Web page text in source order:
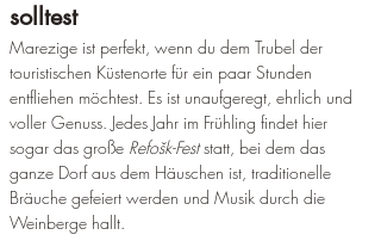
solltest
Marezige ist perfekt, wenn du dem Trubel der
touristischen Küstenorte für ein paar Stunden
entfliehen möchtest. Es ist unaufgeregt, ehrlich und
voller Genuss. Jedes Jahr im Frühling findet hier
sogar das große Refošk-Fest statt, bei dem das
ganze Dorf aus dem Häuschen ist, traditionelle
Bräuche gefeiert werden und Musik durch die
Weinberge hallt.